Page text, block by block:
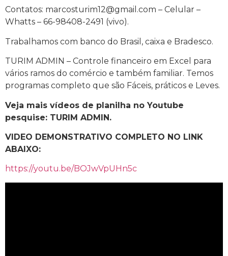
Contatos: marcosturim12@gmail.com – Celular –
Whatts – 66-98408-2491 (vivo).
Trabalhamos com banco do Brasil, caixa e Bradesco.
TURIM ADMIN – Controle financeiro em Excel para
vários ramos do comércio e também familiar. Temos
programas completo que são Fáceis, práticos e Leves.
Veja mais vídeos de planilha no Youtube
pesquise: TURIM ADMIN.
VIDEO DEMONSTRATIVO COMPLETO NO LINK
ABAIXO:
https://youtu.be/BOJwVpUHn5c